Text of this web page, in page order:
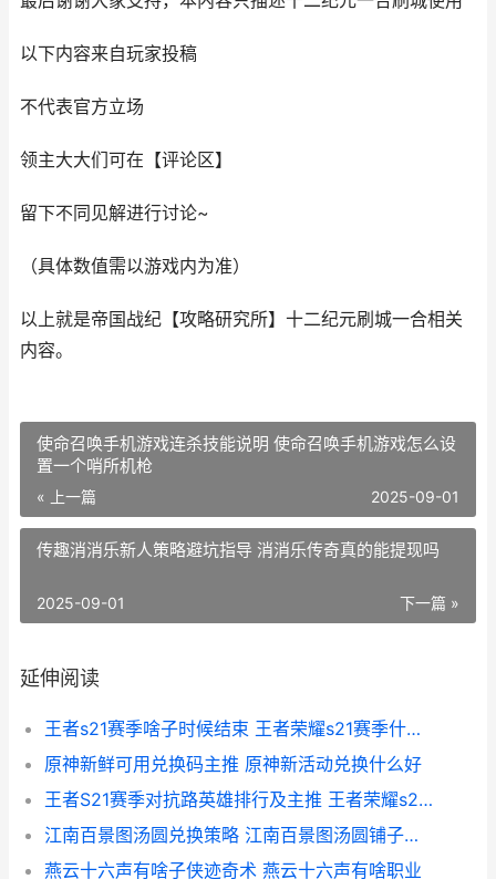
以下内容来自玩家投稿
不代表官方立场
领主大大们可在【评论区】
留下不同见解进行讨论~
（具体数值需以游戏内为准）
以上就是帝国战纪【攻略研究所】十二纪元刷城一合相关
内容。
使命召唤手机游戏连杀技能说明 使命召唤手机游戏怎么设
置一个哨所机枪
« 上一篇 2025-09-01
传趣消消乐新人策略避坑指导 消消乐传奇真的能提现吗
下一篇 »
2025-09-01
延伸阅读
王者s21赛季啥子时候结束 王者荣耀s21赛季什么时候完
原神新鲜可用兑换码主推 原神新活动兑换什么好
王者S21赛季对抗路英雄排行及主推 王者荣耀s21赛季对抗路
江南百景图汤圆兑换策略 江南百景图汤圆铺子怎么获得
燕云十六声有啥子侠迹奇术 燕云十六声有啥职业